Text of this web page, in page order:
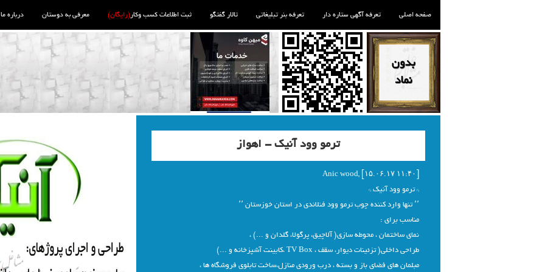
صفحه اصلی تعرفه آگهی ستاره دار تعرفه بنر تبلیغاتی تالار گفتگو ثبت اطلاعات کسب وکار(رایگان) معرفی به دوستان درباره ما
ترمو وود آنیک - اهواز
Anic wood, [۱۵.۰۶.۱۷ ۱۱:۴۰]
* ترمو وود آنیک *
٬٬ تنها وارد کننده چوب ترمو وود فنلاندی در استان خوزستان ٬٬
مناسب برای :
نمای ساختمان ، محوطه سازی( آلاچیق، پرگولا، گلدان و ...) ،
طراحی داخلی( تزئینات دیوار، سقف ، TV Box ،کابینت آشپزخانه و ...)
مبلمان های فضای باز و بسته ، درب ورودی منازل،ساخت تابلوی فروشگاه ها ،